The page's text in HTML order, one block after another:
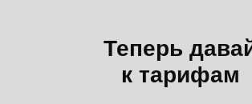
Теперь
к тарифам